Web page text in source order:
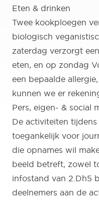
Eten & drinken
Twee kookploegen
biologisch
zaterdag verzorgt
eten, en op zondag V
een bepaalde
kunnen we er
Pers, eigen- & social
De activiteiten
toegankelijk voor
die opnames wil
beeld betreft, zowel
infostand van 2.Dh5
deelnemers aan de